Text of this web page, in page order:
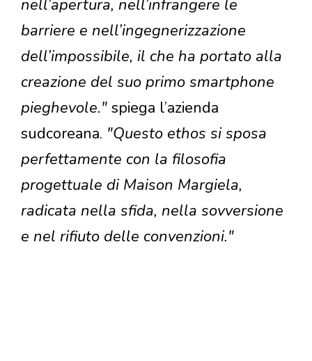
nell’apertura, nell’infrangere le
barriere e nell’ingegnerizzazione
dell’impossibile, il che ha portato alla
creazione del suo primo smartphone
pieghevole." spiega l’azienda
sudcoreana. "Questo ethos si sposa
perfettamente con la filosofia
progettuale di Maison Margiela,
radicata nella sfida, nella sovversione
e nel rifiuto delle convenzioni."